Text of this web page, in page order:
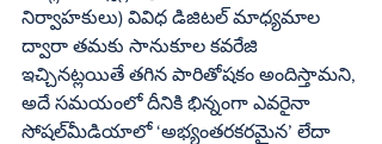
నిర్వాహకులు) వివిధ డిజిటల్‌ మాధ్యమాల
ద్వారా తమకు సానుకూల కవరేజి
ఇచ్చినట్లయితే తగిన పారితోషకం అందిస్తామని,
అదే సమయంలో దీనికి భిన్నంగా ఎవరైనా
సోషల్‌మీడియాలో ‘అభ్యంతరకరమైన’ లేదా